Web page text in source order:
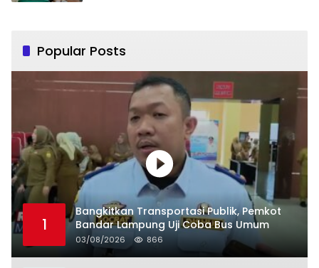
Popular Posts
1
Bangkitkan Transportasi Publik, Pemkot
Bandar Lampung Uji Coba Bus Umum
03/08/2026 866